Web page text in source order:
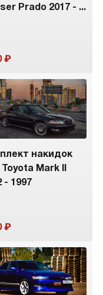
Prado 2017 - ...
накидок
Mark II
- 1997